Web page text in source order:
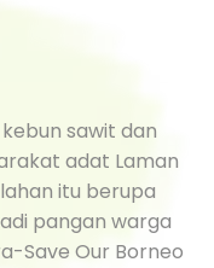
sawit dan
adat Laman
itu berupa
pangan warga
Save Our Borneo